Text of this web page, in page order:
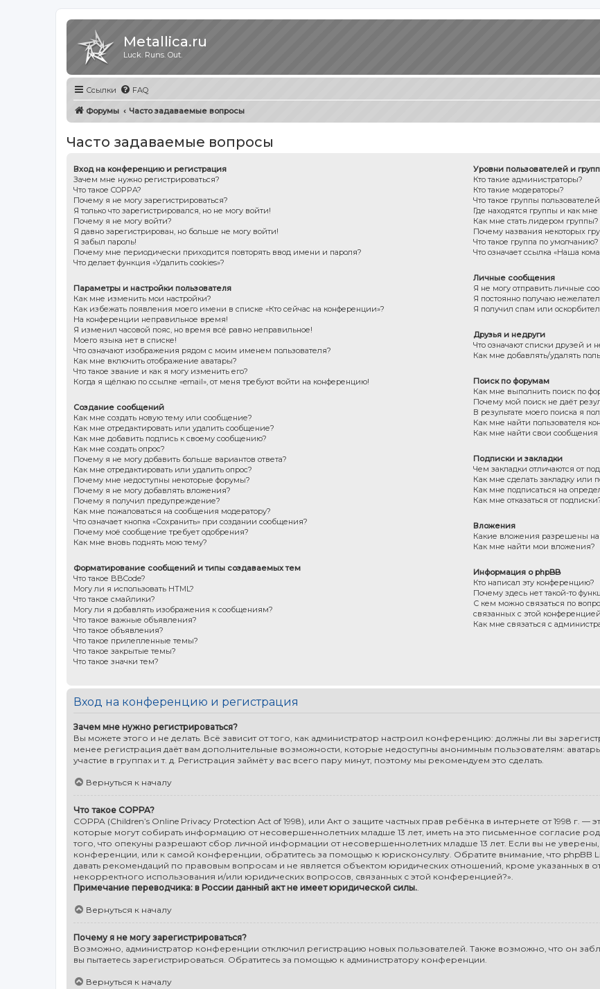
Metallica.ru
Luck. Runs. Out.
Ссылки FAQ
Форумы Часто задаваемые вопросы
Часто задаваемые вопросы
Вход на конференцию и регистрация
Зачем мне нужно регистрироваться?
Что такое COPPA?
Почему я не могу зарегистрироваться?
Я только что зарегистрировался, но не могу войти!
Почему я не могу войти?
Я давно зарегистрирован, но больше не могу войти!
Я забыл пароль!
Почему мне периодически приходится повторять ввод имени и пароля?
Что делает функция «Удалить cookies»?
Параметры и настройки пользователя
Как мне изменить мои настройки?
Как избежать появления моего имени в списке «Кто сейчас на конференции»?
На конференции неправильное время!
Я изменил часовой пояс, но время всё равно неправильное!
Моего языка нет в списке!
Что означают изображения рядом с моим именем пользователя?
Как мне включить отображение аватары?
Что такое звание и как я могу изменить его?
Когда я щёлкаю по ссылке «email», от меня требуют войти на конференцию!
Создание сообщений
Как мне создать новую тему или сообщение?
Как мне отредактировать или удалить сообщение?
Как мне добавить подпись к своему сообщению?
Как мне создать опрос?
Почему я не могу добавить больше вариантов ответа?
Как мне отредактировать или удалить опрос?
Почему мне недоступны некоторые форумы?
Почему я не могу добавлять вложения?
Почему я получил предупреждение?
Как мне пожаловаться на сообщения модератору?
Что означает кнопка «Сохранить» при создании сообщения?
Почему моё сообщение требует одобрения?
Как мне вновь поднять мою тему?
Форматирование сообщений и типы создаваемых тем
Что такое BBCode?
Могу ли я использовать HTML?
Что такое смайлики?
Могу ли я добавлять изображения к сообщениям?
Что такое важные объявления?
Что такое объявления?
Что такое прилепленные темы?
Что такое закрытые темы?
Что такое значки тем?
Уровни пользователей и
Кто такие администраторы?
Кто такие модераторы?
Что такое группы
Где находятся группы и как мне
Как мне стать лидером группы?
Почему названия некоторых
Что такое группа по умолчанию?
Что означает ссылка «Наша
Личные сообщения
Я не могу отправить личные
Я постоянно получаю
Я получил спам или
Друзья и недруги
Что означают списки друзей и
Как мне добавлять/удалять
Поиск по форумам
Как мне выполнить поиск по
Почему мой поиск не даёт
В результате моего поиска я
Как мне найти пользователя
Как мне найти свои
Подписки и закладки
Чем закладки отличаются от
Как мне сделать закладку или
Как мне подписаться на
Как мне отказаться от
Вложения
Какие вложения разрешены на
Как мне найти мои вложения?
Информация о phpBB
Кто написал эту конференцию?
Почему здесь нет такой-то
С кем можно связаться по
связанных с этой
Как мне связаться с
Вход на конференцию и регистрация
Зачем мне нужно регистрироваться?
Вы можете этого и не делать. Всё зависит от того, как администратор настроил конференцию: должны ли вы
менее регистрация даёт вам дополнительные возможности, которые недоступны анонимным пользователям:
участие в группах и т. д. Регистрация займёт у вас всего пару минут, поэтому мы рекомендуем это сделать.
Вернуться к началу
Что такое COPPA?
COPPA (Children’s Online Privacy Protection Act of 1998), или Акт о защите частных прав ребёнка в интернете от 1998 г.
которые могут собирать информацию от несовершеннолетних младше 13 лет, иметь на это письменное согласие
того, что опекуны разрешают сбор личной информации от несовершеннолетних младше 13 лет. Если вы не
конференции, или к самой конференции, обратитесь за помощью к юрисконсульту. Обратите внимание, что
давать рекомендаций по правовым вопросам и не является объектом юридических отношений, кроме указанных в
некорректного использования и/или юридических вопросов, связанных с этой конференцией?».
Примечание переводчика: в России данный акт не имеет юридической силы.
Вернуться к началу
Почему я не могу зарегистрироваться?
Возможно, администратор конференции отключил регистрацию новых пользователей. Также возможно, что он
вы пытаетесь зарегистрироваться. Обратитесь за помощью к администратору конференции.
Вернуться к началу